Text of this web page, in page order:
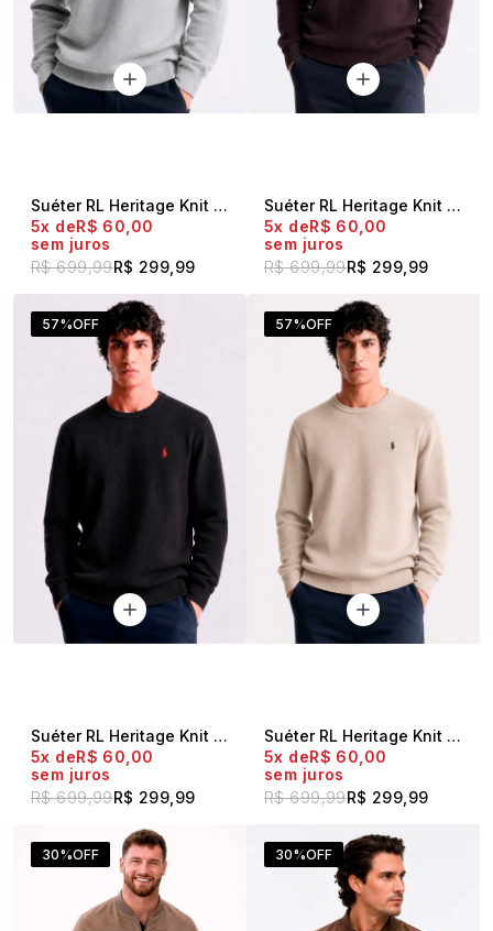
Suéter RL Heritage Knit Mescla Claro
R$ 699,99R$ 299,99
5x
R$ 60,00
sem juros
Suéter RL Heritage Knit Marrom
R$ 699,99R$ 299,99
5x
R$ 60,00
sem juros
57%OFF
Suéter RL Heritage Knit Preto
R$ 699,99R$ 299,99
5x
R$ 60,00
sem juros
57%OFF
Suéter RL Heritage Knit Bege
R$ 699,99R$ 299,99
5x
R$ 60,00
sem juros
30%OFF 30%OFF